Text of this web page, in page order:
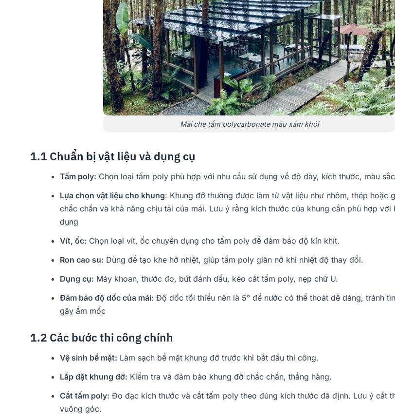
Mái che tấm polycarbonate màu xám khói
1.1 Chuẩn bị vật liệu và dụng cụ
Tấm poly: Chọn loại tấm poly phù hợp với nhu cầu sử dụng về độ dày, kích thước, màu
Lựa chọn vật liệu cho khung: Khung đỡ thường được làm từ vật liệu như nhôm, thép hoặc
chắc chắn và khả năng chịu tải của mái. Lưu ý rằng kích thước của khung cần phù hợp với
dụng
Vít, ốc: Chọn loại vít, ốc chuyên dụng cho tấm poly để đảm bảo độ kín khít.
Ron cao su: Dùng để tạo khe hở nhiệt, giúp tấm poly giãn nở khi nhiệt độ thay đổi.
Dụng cụ: Máy khoan, thước đo, bút đánh dấu, kéo cắt tấm poly, nẹp chữ U.
Đảm bảo độ dốc của mái: Độ dốc tối thiểu nên là 5° để nước có thể thoát dễ dàng, tránh
gây ẩm mốc
1.2 Các bước thi công chính
Vệ sinh bề mặt: Làm sạch bề mặt khung đỡ trước khi bắt đầu thi công.
Lắp đặt khung đỡ: Kiểm tra và đảm bảo khung đỡ chắc chắn, thẳng hàng.
Cắt tấm poly: Đo đạc kích thước và cắt tấm poly theo đúng kích thước đã định. Lưu ý cắt
vuông góc.